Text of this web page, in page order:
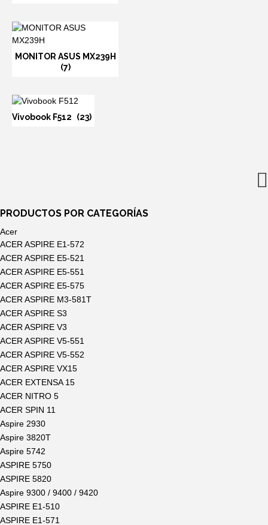
MONITOR ASUS MX239H
(7)
Vivobook F512 (23)
PRODUCTOS POR CATEGORÍAS
Acer
ACER ASPIRE E1-572
ACER ASPIRE E5-521
ACER ASPIRE E5-551
ACER ASPIRE E5-575
ACER ASPIRE M3-581T
ACER ASPIRE S3
ACER ASPIRE V3
ACER ASPIRE V5-551
ACER ASPIRE V5-552
ACER ASPIRE VX15
ACER EXTENSA 15
ACER NITRO 5
ACER SPIN 11
Aspire 2930
Aspire 3820T
Aspire 5742
ASPIRE 5750
ASPIRE 5820
Aspire 9300 / 9400 / 9420
ASPIRE E1-510
ASPIRE E1-571